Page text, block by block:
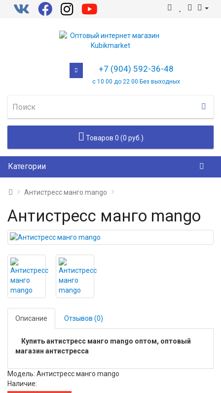
+7 (904) 592-36-48
с 10 00 до 22 00 Без выходных
Товаров 0 (0 руб.)
Категории
Антистресс манго mango
Антистресс манго mango
Описание Отзывов (0)
Купить антистресс манго mango оптом, оптовый
магазин антистресса
Модель: Антистресс манго mango
Наличие: